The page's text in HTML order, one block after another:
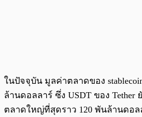
ในปัจจุบัน มูลค่าตลาดของ
ล้านดอลลาร์ ซึ่ง USDT ของ Tether
ตลาดใหญ่ที่สุดราว 120 พันล้านดอล